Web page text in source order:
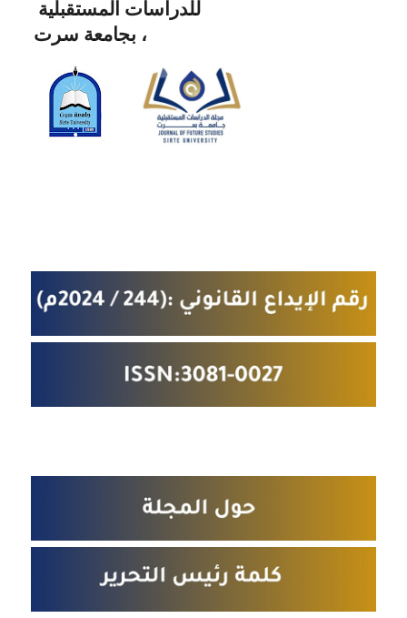
للدراسات المستقبلية
بجامعة سرت ،